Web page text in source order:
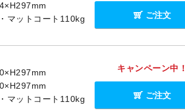
マットコート110kg ご注文
マットコート110kg
キャンペーン中！
ご注文